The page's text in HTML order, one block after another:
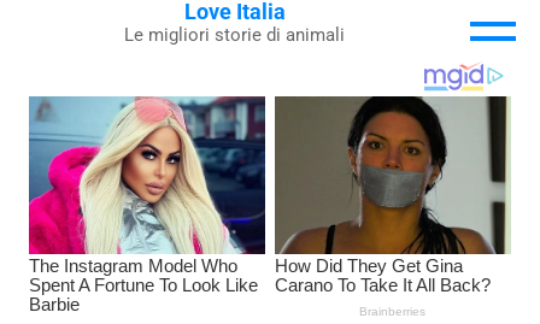
Love Italia
Le migliori storie di animali